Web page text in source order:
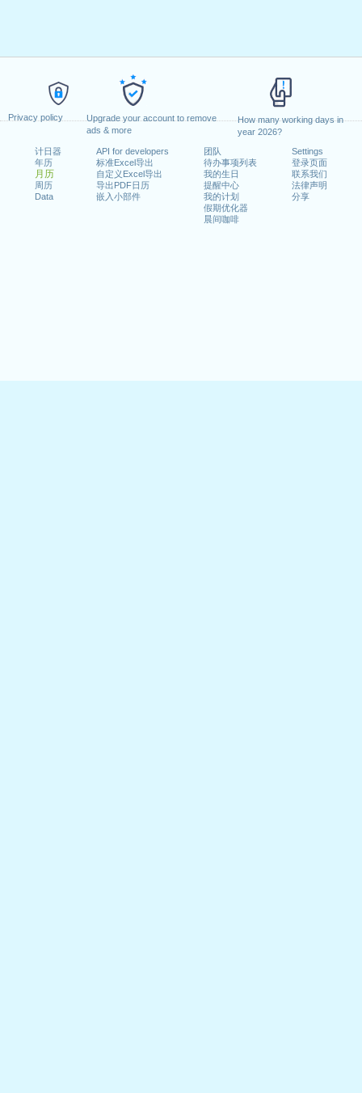
Privacy policy
Upgrade your account to remove
ads & more
How many working days in
year 2026?
计日器
年历
月历
周历
Data
API for developers
标准Excel导出
自定义Excel导出
导出PDF日历
嵌入小部件
团队
待办事项列表
我的生日
提醒中心
我的计划
假期优化器
晨间咖啡
Settings
登录页面
联系我们
法律声明
分享